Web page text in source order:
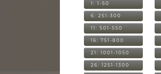
1: 1-50
6: 251-300
11: 501-550
16: 751-800
21: 1001-1050
26: 1251-1300